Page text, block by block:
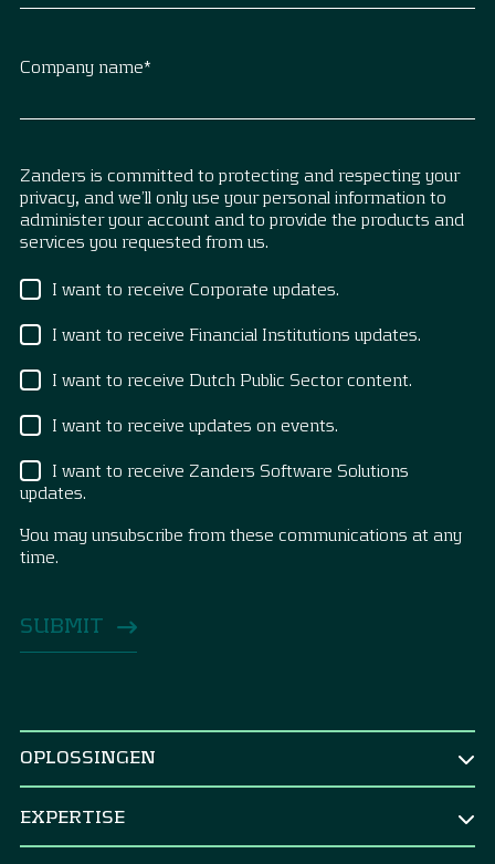
Company name*
Zanders is committed to protecting and respecting your
privacy, and we’ll only use your personal information to
administer your account and to provide the products and
services you requested from us.
I want to receive Corporate updates.
I want to receive Financial Institutions updates.
I want to receive Dutch Public Sector content.
I want to receive updates on events.
I want to receive Zanders Software Solutions
updates.
You may unsubscribe from these communications at any
time.
OPLOSSINGEN
CEO & Raad van bestuur
EXPERTISE